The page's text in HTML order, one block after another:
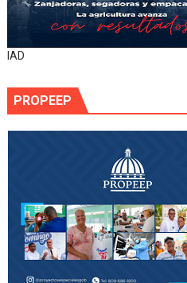
IAD
PROPEEP